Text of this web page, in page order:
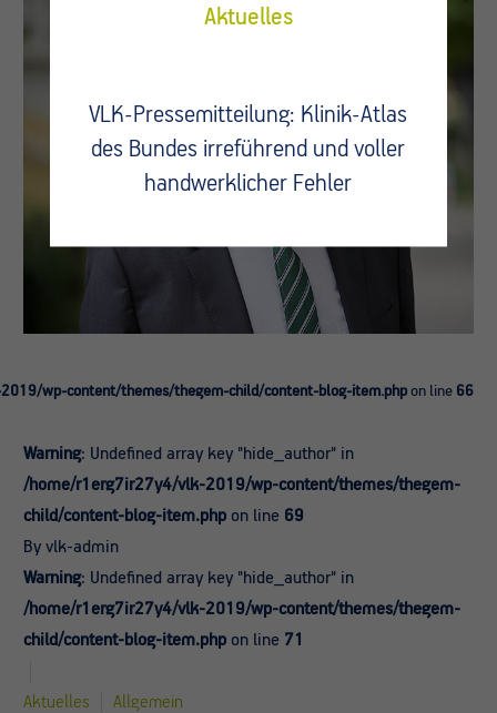
wp-content/themes/thegem-child/content-blog-item.php on line 66
Warning: Undefined array key "hide_author" in
/home/r1erg7ir27y4/vlk-2019/wp-content/themes/thegem-
child/content-blog-item.php on line 69
By vlk-admin
Warning: Undefined array key "hide_author" in
/home/r1erg7ir27y4/vlk-2019/wp-content/themes/thegem-
child/content-blog-item.php on line 71
Aktuelles Allgemein
Aktuelles
VLK-Pressemitteilung: Klinik-Atlas
des Bundes irreführend und voller
handwerklicher Fehler